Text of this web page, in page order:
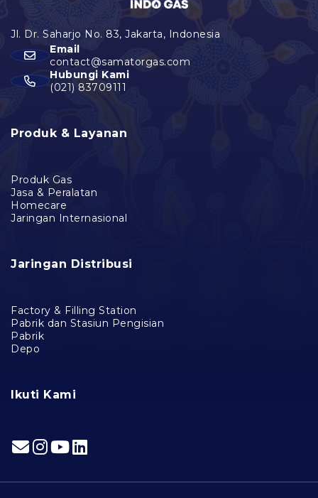
Email
contact@samatorgas.com
Hubungi Kami
(021) 83709111
Produk & Layanan
Produk Gas
Jasa & Peralatan
Homecare
Jaringan Internasional
Jaringan Distribusi
Factory & Filling Station
Pabrik dan Stasiun Pengisian
Pabrik
Depo
Ikuti Kami